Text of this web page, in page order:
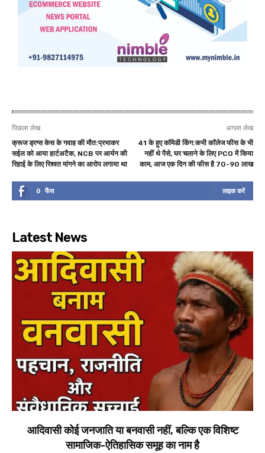
पिछला लेख
क्रूज ड्रग्स केस के गवाह की मौत:प्रभाकर
सईल को आया हार्टअटैक, NCB पर आर्यन की
रिहाई के लिए रिश्वत मांगने का आरोप लगाया था
अगला लेख
41 के हुए कॉमेडी किंग:कभी कॉलेज फीस के भी
नहीं थे पैसे, घर चलाने के लिए PCO में किया
काम, आज एक दिन की फीस है 70-90 लाख
0 फैंस लाइक करें
Latest News
आदिवासी कोई जनजाति या बनवासी नहीं, बल्कि एक विशिष्ट
सामाजिक-ऐतिहासिक समूह का नाम है